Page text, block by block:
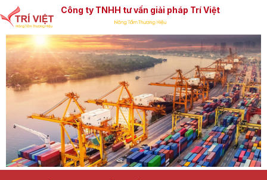
Công ty TNHH tư vấn giải pháp Trí Việt